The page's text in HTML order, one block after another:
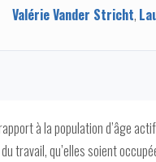
Valérie Vander Stricht,
à la population d’âge
travail, qu’elles soient